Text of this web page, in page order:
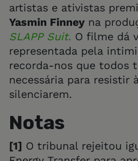
artistas e ativistas
Yasmin Finney na
SLAPP Suit. O filme dá
representada pela
recorda-nos que todos
necessária para resistir
silenciarem.
Notas
[1] O tribunal rejeitou